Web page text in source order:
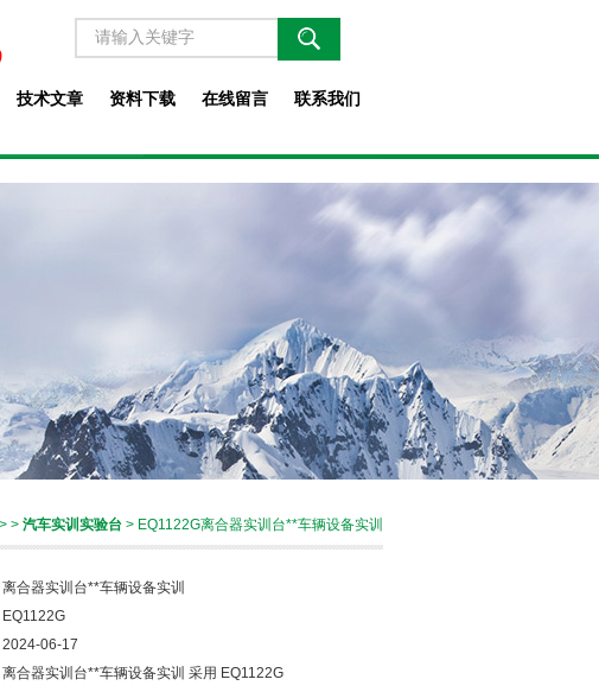
技术文章 资料下载 在线留言 联系我们
> > 汽车实训实验台 > EQ1122G离合器实训台**车辆设备实训
离合器实训台**车辆设备实训
EQ1122G
2024-06-17
离合器实训台**车辆设备实训 采用 EQ1122G